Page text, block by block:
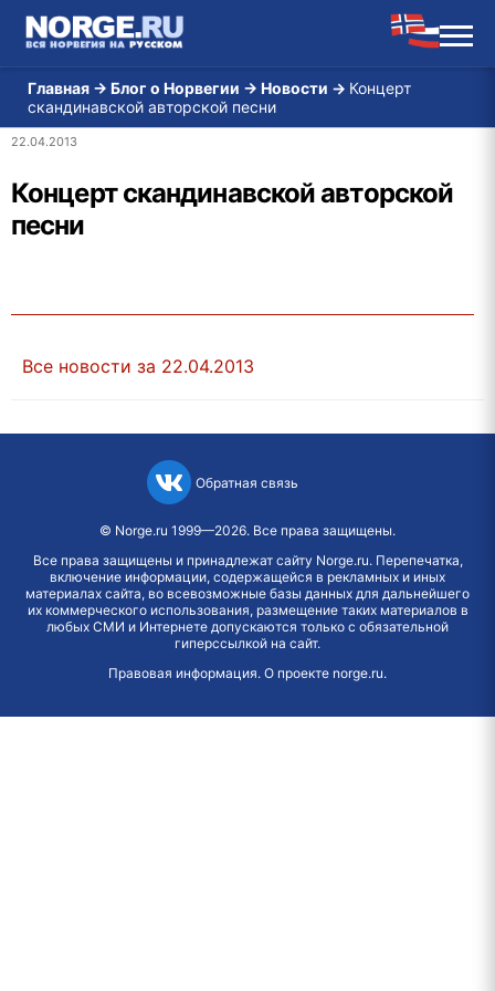
Главная → Блог о Норвегии → Новости → Концерт
скандинавской авторской песни
22.04.2013
Концерт скандинавской авторской
песни
Все новости за 22.04.2013
Обратная связь
© Norge.ru 1999—2026. Все права защищены.
Все права защищены и принадлежат сайту Norge.ru. Перепечатка,
включение информации, содержащейся в рекламных и иных
материалах сайта, во всевозможные базы данных для дальнейшего
их коммерческого использования, размещение таких материалов в
любых СМИ и Интернете допускаются только с обязательной
гиперссылкой на сайт.
Правовая информация. О проекте norge.ru.